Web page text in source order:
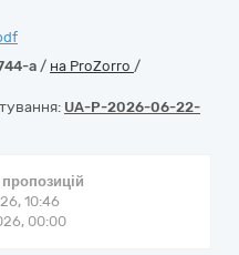
a / на ProZorro /
UA-P-2026-06-22-
10:46
00:00